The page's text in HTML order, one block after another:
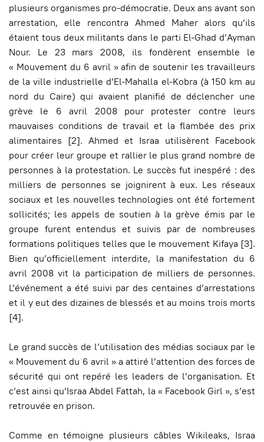
plusieurs organismes pro-démocratie. Deux ans avant son
arrestation, elle rencontra Ahmed Maher alors qu’ils
étaient tous deux militants dans le parti El-Ghad d’Ayman
Nour. Le 23 mars 2008, ils fondèrent ensemble le
« Mouvement du 6 avril » afin de soutenir les travailleurs
de la ville industrielle d’El-Mahalla el-Kobra (à 150 km au
nord du Caire) qui avaient planifié de déclencher une
grève le 6 avril 2008 pour protester contre leurs
mauvaises conditions de travail et la flambée des prix
alimentaires [2]. Ahmed et Israa utilisèrent Facebook
pour créer leur groupe et rallier le plus grand nombre de
personnes à la protestation. Le succès fut inespéré : des
milliers de personnes se joignirent à eux. Les réseaux
sociaux et les nouvelles technologies ont été fortement
sollicités; les appels de soutien à la grève émis par le
groupe furent entendus et suivis par de nombreuses
formations politiques telles que le mouvement Kifaya [3].
Bien qu’officiellement interdite, la manifestation du 6
avril 2008 vit la participation de milliers de personnes.
L’événement a été suivi par des centaines d’arrestations
et il y eut des dizaines de blessés et au moins trois morts
[4].
Le grand succès de l’utilisation des médias sociaux par le
« Mouvement du 6 avril » a attiré l’attention des forces de
sécurité qui ont repéré les leaders de l’organisation. Et
c’est ainsi qu’Israa Abdel Fattah, la « Facebook Girl », s’est
retrouvée en prison.
Comme en témoigne plusieurs câbles Wikileaks, Israa